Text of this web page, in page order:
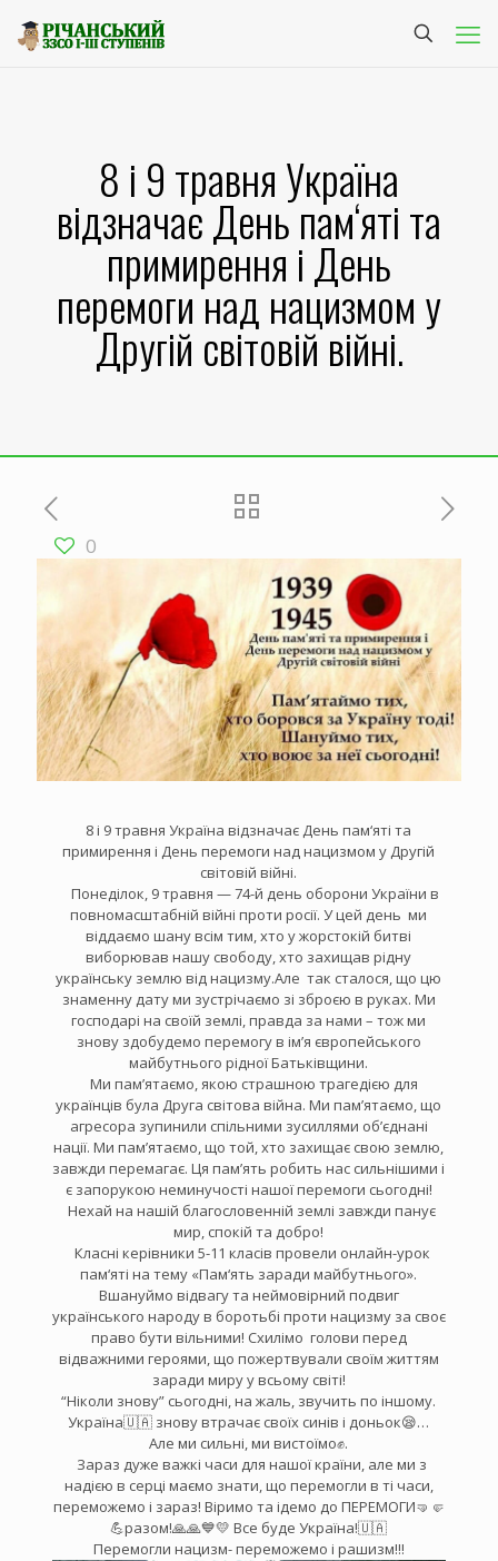
8 і 9 травня Україна
відзначає День пам‘яті та
примирення і День
перемоги над нацизмом у
Другій світовій війні.
0
8 і 9 травня Україна відзначає День пам‘яті та
примирення і День перемоги над нацизмом у Другій
світовій війні.
Понеділок, 9 травня — 74-й день оборони України в
повномасштабній війні проти росії. У цей день ми
віддаємо шану всім тим, хто у жорстокій битві
виборював нашу свободу, хто захищав рідну
українську землю від нацизму.Але так сталося, що цю
знаменну дату ми зустрічаємо зі зброєю в руках. Ми
господарі на своїй землі, правда за нами – тож ми
знову здобудемо перемогу в ім’я європейського
майбутнього рідної Батьківщини.
Ми пам’ятаємо, якою страшною трагедією для
українців була Друга світова війна. Ми пам’ятаємо, що
агресора зупинили спільними зусиллями об’єднані
нації. Ми пам’ятаємо, що той, хто захищає свою землю,
завжди перемагає. Ця пам’ять робить нас сильнішими і
є запорукою неминучості нашої перемоги сьогодні!
Нехай на нашій благословенній землі завжди панує
мир, спокій та добро!
Класні керівники 5-11 класів провели онлайн-урок
пам‘яті на тему «Пам‘ять заради майбутнього».
Вшануймо відвагу та неймовірний подвиг
українського народу в боротьбі проти нацизму за своє
право бути вільними! Схилімо голови перед
відважними героями, що пожертвували своїм життям
заради миру у всьому світі!
“Ніколи знову” сьогодні, на жаль, звучить по іншому.
Україна🇺🇦 знову втрачає своїх синів і доньок😪…
Але ми сильні, ми вистоїмо✊️.
Зараз дуже важкі часи для нашої країни, але ми з
надією в серці маємо знати, що перемогли в ті часи,
переможемо і зараз! Віримо та ідемо до ПЕРЕМОГИ🤜🤛
💪разом!🙏🙏💙💛 Все буде Україна!🇺🇦
Перемогли нацизм- переможемо і рашизм!!!